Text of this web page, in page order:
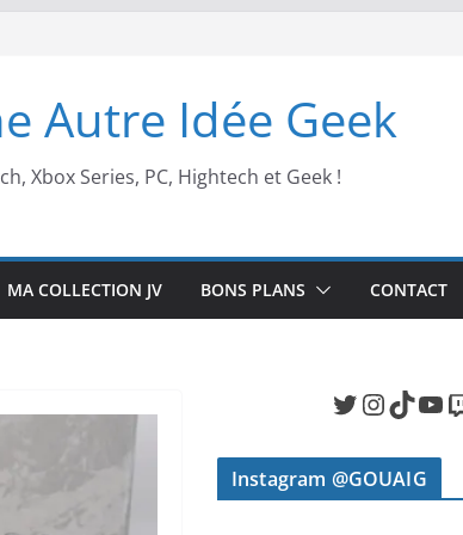
Autre Idée Geek
Xbox Series, PC, Hightech et Geek !
MA COLLECTION JV BONS PLANS CONTACT
Twitter InstagramTikTok YouTube Twitch
Instagram @GOUAIG